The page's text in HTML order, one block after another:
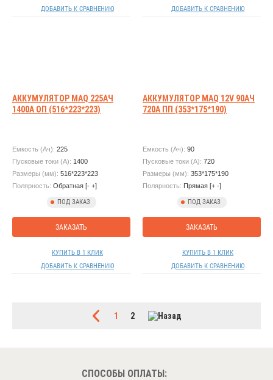
ДОБАВИТЬ К СРАВНЕНИЮ
ДОБАВИТЬ К СРАВНЕНИЮ
АККУМУЛЯТОР MAQ 225АЧ
1400А ОП (516*223*223)
Емкость (Ач): 225
Пусковые токи (А): 1400
Размеры (мм): 516*223*223
Полярность: Обратная [- +]
ПОД ЗАКАЗ
ЗАКАЗАТЬ
КУПИТЬ В 1 КЛИК
ДОБАВИТЬ К СРАВНЕНИЮ
АККУМУЛЯТОР MAQ 12V 90АЧ
720А ПП (353*175*190)
Емкость (Ач): 90
Пусковые токи (А): 720
Размеры (мм): 353*175*190
Полярность: Прямая [+ -]
ПОД ЗАКАЗ
ЗАКАЗАТЬ
КУПИТЬ В 1 КЛИК
ДОБАВИТЬ К СРАВНЕНИЮ
1 2
СПОСОБЫ ОПЛАТЫ: